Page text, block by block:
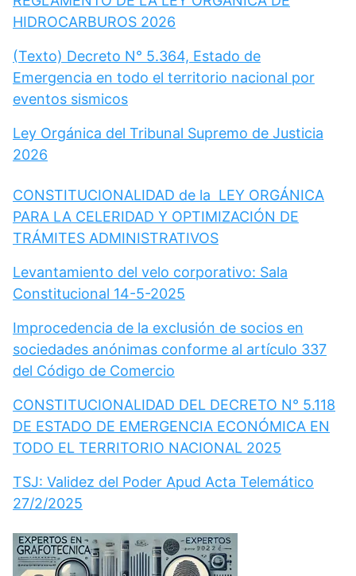
HIDROCARBUROS 2026
(Texto) Decreto N° 5.364, Estado de
Emergencia en todo el territorio nacional por
eventos sismicos
Ley Orgánica del Tribunal Supremo de Justicia
2026
CONSTITUCIONALIDAD de la LEY ORGÁNICA
PARA LA CELERIDAD Y OPTIMIZACIÓN DE
TRÁMITES ADMINISTRATIVOS
Levantamiento del velo corporativo: Sala
Constitucional 14-5-2025
Improcedencia de la exclusión de socios en
sociedades anónimas conforme al artículo 337
del Código de Comercio
CONSTITUCIONALIDAD DEL DECRETO N° 5.118
DE ESTADO DE EMERGENCIA ECONÓMICA EN
TODO EL TERRITORIO NACIONAL 2025
TSJ: Validez del Poder Apud Acta Telemático
27/2/2025